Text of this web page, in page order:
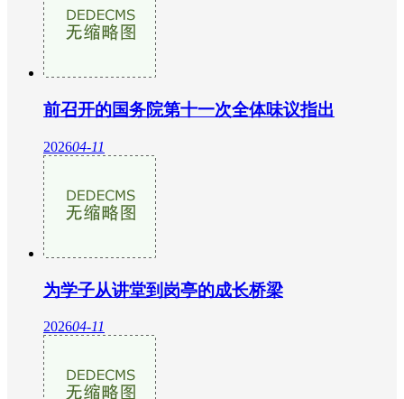
前召开的国务院第十一次全体味议指出
202604-11
为学子从讲堂到岗亭的成长桥梁
202604-11